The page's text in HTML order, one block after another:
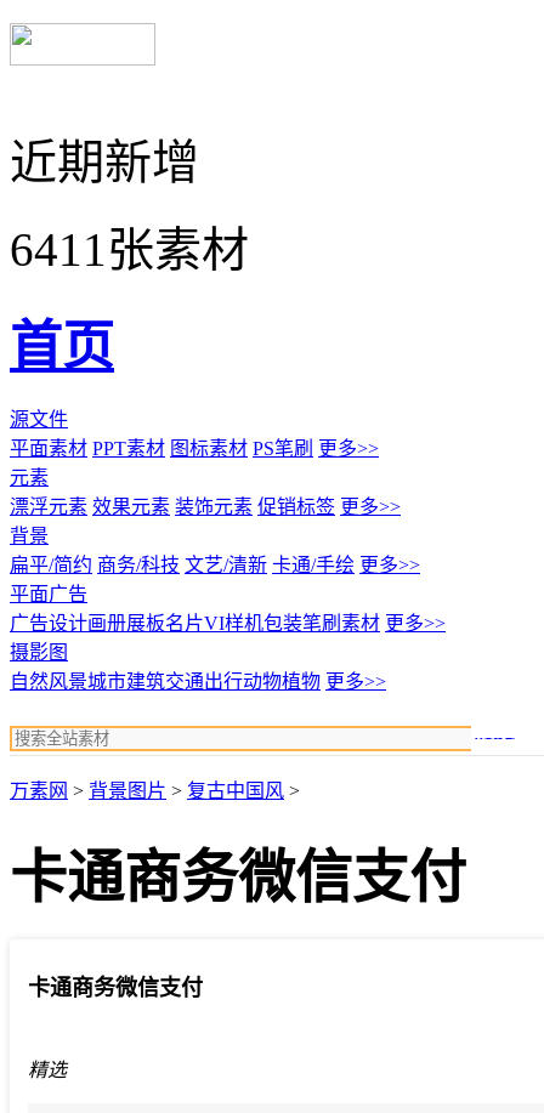
近期新增
6411张素材
首页
源文件
平面素材 PPT素材 图标素材 PS笔刷 更多>>
元素
漂浮元素 效果元素 装饰元素 促销标签 更多>>
背景
扁平/简约 商务/科技 文艺/清新 卡通/手绘 更多>>
平面广告
广告设计画册展板名片VI样机包装笔刷素材 更多>>
摄影图
自然风景城市建筑交通出行动物植物 更多>>
万素网 > 背景图片 > 复古中国风 >
卡通商务微信支付
卡通商务微信支付
精选